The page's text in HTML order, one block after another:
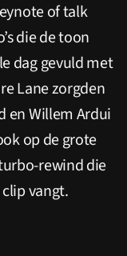
of talk
die de toon
dag gevuld met
Lane zorgden
en Willem Ardui
op de grote
rewind die
vangt.